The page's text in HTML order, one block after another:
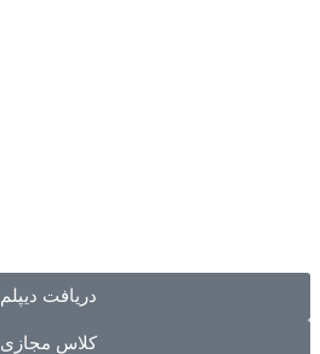
دریافت دیپلم
کلاس مجازی